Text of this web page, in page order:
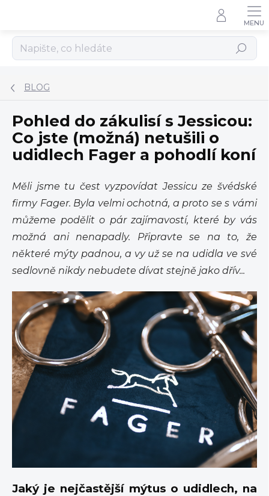
Hledat
BLOG
Pohled do zákulisí s Jessicou:
Co jste (možná) netušili o
udidlech Fager a pohodlí koní
Měli jsme tu čest vyzpovídat Jessicu ze švédské
firmy Fager. Byla velmi ochotná, a proto se s vámi
můžeme podělit o pár zajímavostí, které by vás
možná ani nenapadly. Připravte se na to, že
některé mýty padnou, a vy už se na udidla ve své
sedlovně nikdy nebudete dívat stejně jako dřív...
Jaký je nejčastější mýtus o udidlech, na